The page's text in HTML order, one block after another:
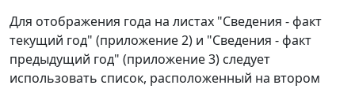
Для отображения года на листах "Сведения - факт
текущий год" (приложение 2) и "Сведения - факт
предыдущий год" (приложение 3) следует
использовать список, расположенный на втором